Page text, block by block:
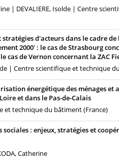
| DEVALIERE, Isolde | Centre
stratégies d'acteurs dans le cadre
2000' : le cas de Strasbourg
cas de Vernon concernant la ZAC
| Centre scientifique et technique
énergétique des ménages et
et dans le Pas-de-Calais
et technique du bâtiment (France)
: enjeux, stratégies et
Catherine